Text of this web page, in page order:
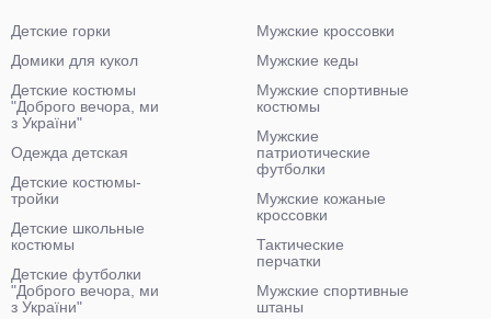
Детские горки
Домики для кукол
Детские костюмы
"Доброго вечора, ми
з України"
Одежда детская
Детские костюмы-
тройки
Детские школьные
костюмы
Детские футболки
"Доброго вечора, ми
з України"
Мужские кроссовки
Мужские кеды
Мужские спортивные
костюмы
Мужские
патриотические
футболки
Мужские кожаные
кроссовки
Тактические
перчатки
Мужские спортивные
штаны